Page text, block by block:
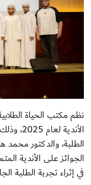
نظم مكتب الحياة
الطلبة، والدكتور محمد
الجوائز على الأندية
في إثراء تجربة الطلبة